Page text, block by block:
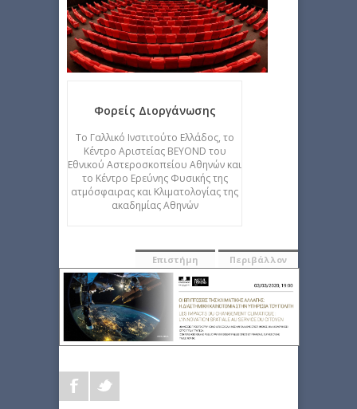
Φορείς Διοργάνωσης
Tο Γαλλικό Ινστιτούτο Ελλάδος, το
Κέντρο Aριστείας BEYOND του
Εθνικού Aστεροσκοπείου Aθηνών και
το Κέντρο Ερεύνης Φυσικής της
ατμόσφαιρας και Κλιματολογίας της
ακαδημίας Aθηνών
Περιβάλλον
Επιστήμη